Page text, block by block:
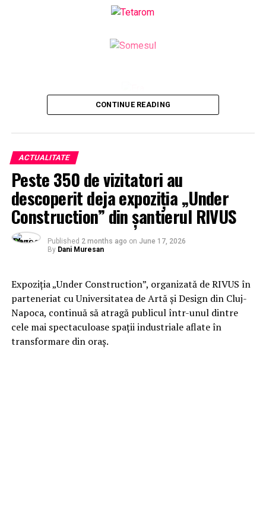
CONTINUE READING
ACTUALITATE
Peste 350 de vizitatori au
descoperit deja expoziția „Under
Construction” din șantierul RIVUS
Published 2 months ago on June 17, 2026
By Dani Muresan
Expoziția „Under Construction”, organizată de RIVUS în
parteneriat cu Universitatea de Artă și Design din Cluj-
Napoca, continuă să atragă publicul într-unul dintre
cele mai spectaculoase spații industriale aflate în
transformare din oraș.